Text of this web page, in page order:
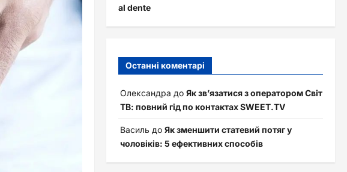
al dente
Останні коментарі
Олександра до Як зв’язатися з оператором Світ
ТВ: повний гід по контактах SWEET.TV
Василь до Як зменшити статевий потяг у
чоловіків: 5 ефективних способів